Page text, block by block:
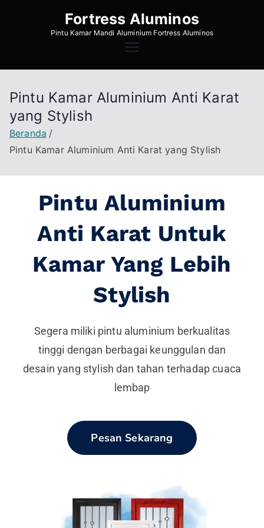
Fortress Aluminos
Pintu Kamar Mandi Aluminium Fortress Aluminos
Pintu Kamar Aluminium Anti Karat
yang Stylish
Beranda
Pintu Kamar Aluminium Anti Karat yang Stylish
Pintu Aluminium
Anti Karat Untuk
Kamar Yang Lebih
Stylish
Segera miliki pintu aluminium berkualitas
tinggi dengan berbagai keunggulan dan
desain yang stylish dan tahan terhadap cuaca
lembap
Pesan Sekarang